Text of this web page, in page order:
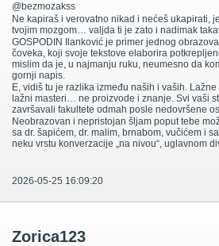
@bezmozakss
Ne kapiraš i verovatno nikad i nećeš ukapirati,
tvojim mozgom… valjda ti je zato i nadimak
GOSPODIN Ilanković je primer jednog
čoveka, koji svoje tekstove elaborira
mislim da je, u najmanju ruku, neumesno da
gornji napis.
E, vidiš tu je razlika između naših i vaših.
lažni masteri… ne proizvode i znanje. Svi vaši
završavali fakultete odmah posle nedovršene
Neobrazovan i nepristojan šljam poput tebe
sa dr. šapićem, dr. malim, brnabom, vučićem i
neku vrstu konverzacije „na nivou“, uglavnom
2026-05-25 16:09:20
Zorica123